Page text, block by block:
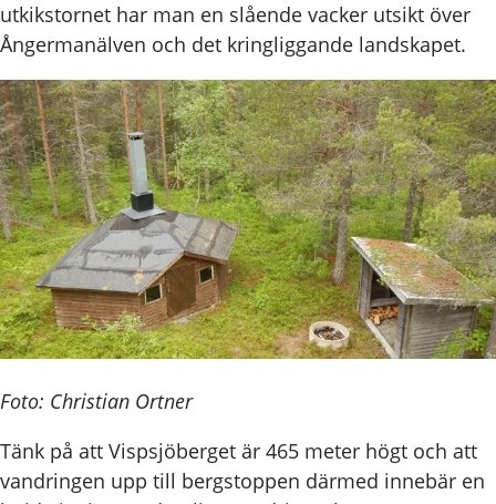
utkikstornet har man en slående vacker utsikt över
Ångermanälven och det kringliggande landskapet.
Foto: Christian Ortner
Tänk på att Vispsjöberget är 465 meter högt och att
vandringen upp till bergstoppen därmed innebär en